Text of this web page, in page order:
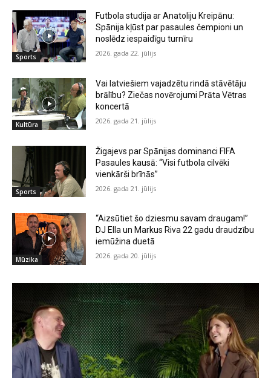
Sports
Futbola studija ar Anatoliju Kreipānu:
Spānija kļūst par pasaules čempioni un
noslēdz iespaidīgu turnīru
2026. gada 22. jūlijs
Kultūra
Vai latviešiem vajadzētu rindā stāvētāju
brālību? Ziečas novērojumi Prāta Vētras
koncertā
2026. gada 21. jūlijs
Sports
Žigajevs par Spānijas dominanci FIFA
Pasaules kausā: “Visi futbola cilvēki
vienkārši brīnās”
2026. gada 21. jūlijs
Mūzika
“Aizsūtiet šo dziesmu savam draugam!”
DJ Ella un Markus Riva 22 gadu draudzību
iemūžina duetā
2026. gada 20. jūlijs